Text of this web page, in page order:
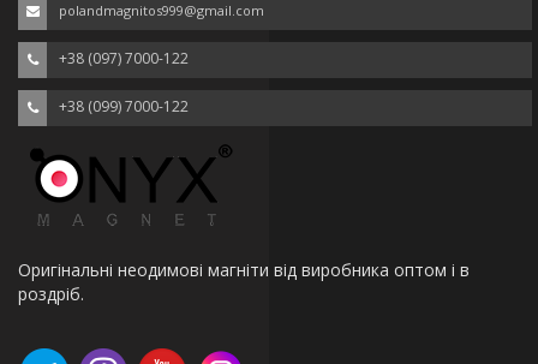
polandmagnitos999@gmail.com
+38 (097) 7000-122
+38 (099) 7000-122
Оригінальні неодимові магніти від виробника оптом і в
роздріб.